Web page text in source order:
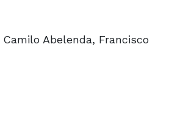
Abelenda, Francisco